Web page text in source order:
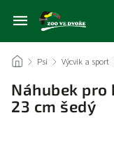
/ Psi / Výcvik a sport
Náhubek pro
23 cm šedý